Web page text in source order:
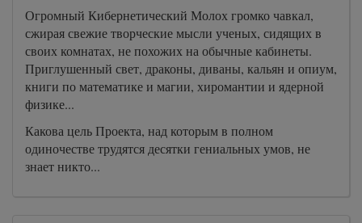
Огромный Кибернетический Молох громко чавкал,
сжирая свежие творческие мысли ученых, сидящих в
своих комнатах, не похожих на обычные кабинеты.
Приглушенный свет, драконы, диваны, кальян и опиум,
книги по математике и магии, хиромантии и ядерной
физике...
Какова цель Проекта, над которым в полном
одиночестве трудятся десятки гениальных умов, не
знает никто...